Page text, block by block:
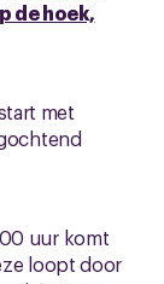
de hoek,
met
uur komt
loopt door